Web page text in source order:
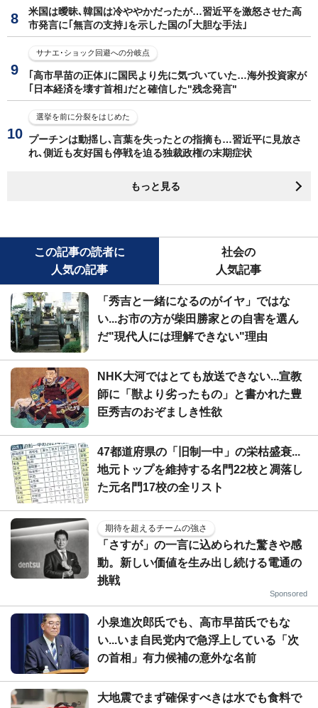
米国は曖昧､韓国は冷ややかだったが…習近平を激怒させた高
市発言に｢無言の支持｣を示した国の｢大胆な手法｣
サナエ･ショック回避への分岐点
｢高市早苗の正体｣に国民より先に気づいていた…海外投資家が
｢日本経済を壊す首相｣だと確信した"残念発言"
選挙を前に分裂をはじめた
プーチンは動揺し､言葉を失ったとの指摘も…習近平に見放さ
れ､側近も友好国も停戦を迫る独裁政権の末期症状
もっと見る
この記事の読者に
人気の記事
社会の
人気記事
「秀吉と一緒になるのがイヤ」ではな
い...お市の方が柴田勝家との自害を選ん
だ"現代人には理解できない"理由
NHK大河ではとても放送できない...宣教
師に「獣より劣ったもの」と書かれた豊
臣秀吉のおぞましき性欲
47都道府県の「旧制一中」の栄枯盛衰...
地元トップを維持する名門22校と凋落し
た元名門17校の全リスト
期待を超えるチームの強さ
「さすが」の一言に込められた驚きや感
動。新しい価値を生み出し続ける電通の
挑戦
Sponsored
小泉進次郎氏でも、高市早苗氏でもな
い...いま自民党内で急浮上している「次
の首相」有力候補の意外な名前
大地震でまず確保すべきは水でも食料で